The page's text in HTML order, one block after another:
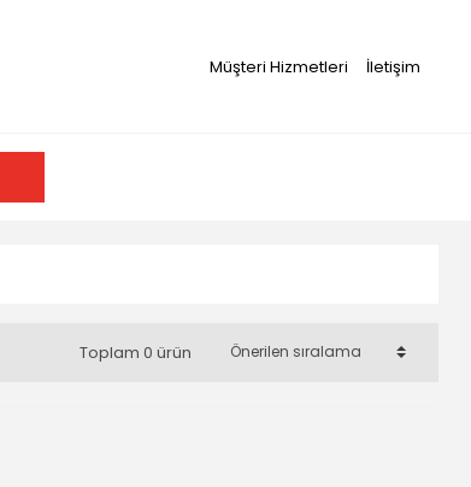
Müşteri Hizmetleri İletişim
Toplam 0 ürün